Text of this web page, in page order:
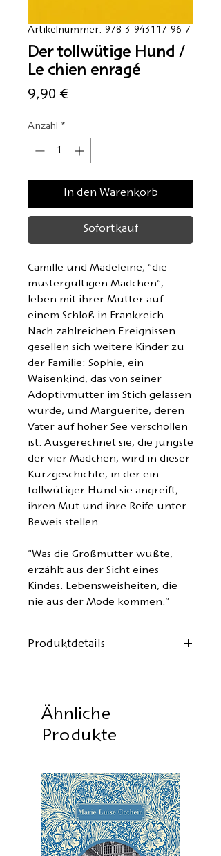
Artikelnummer: 978-3-943117-96-7
Der tollwütige Hund /
Le chien enragé
9,90 €
Anzahl *
In den Warenkorb
Sofortkauf
Camille und Madeleine, "die
mustergültigen Mädchen",
leben mit ihrer Mutter auf
einem Schloß in Frankreich.
Nach zahlreichen Ereignissen
gesellen sich weitere Kinder zu
der Familie: Sophie, ein
Waisenkind, das von seiner
Adoptivmutter im Stich gelassen
wurde, und Marguerite, deren
Vater auf hoher See verschollen
ist. Ausgerechnet sie, die jüngste
der vier Mädchen, wird in dieser
Kurzgeschichte, in der ein
tollwütiger Hund sie angreift,
ihren Mut und ihre Reife unter
Beweis stellen.
"Was die Großmutter wußte,
erzählt aus der Sicht eines
Kindes. Lebensweisheiten, die
nie aus der Mode kommen."
Produktdetails
mustergültigen Mädchen"
("Les petites filles modèles")
Zweisprachige Ausgabe:
Deutsche Übersetzung:Elena
Moreno Sobrino
Illustration/Cover:ElgA
Format: 14x20 cm,
Heftbindung, 46 Seiten
Ähnliche
Produkte